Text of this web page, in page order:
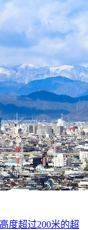
度超过200米的超